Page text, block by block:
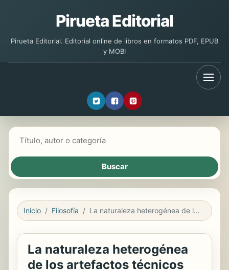
Pirueta Editorial
Pirueta Editorial. Editorial online de libros en formatos PDF, EPUB
y MOBI
Inicio Filosofía La naturaleza heterogénea de los artefactos técnicos
La naturaleza heterogénea
de los artefactos técnicos